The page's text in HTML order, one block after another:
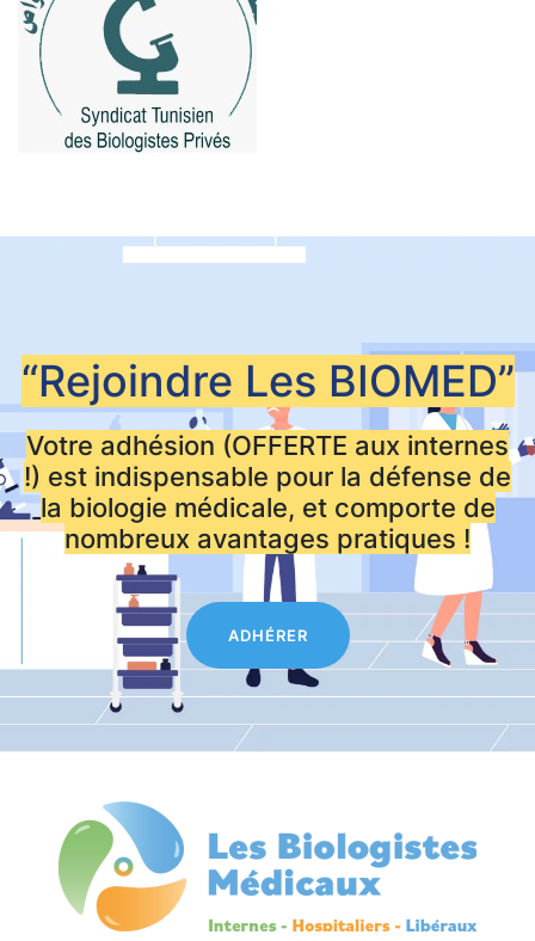
“Rejoindre Les BIOMED”
Votre adhésion (OFFERTE aux internes
!) est indispensable pour la défense de
la biologie médicale, et comporte de
nombreux avantages pratiques !
ADHÉRER